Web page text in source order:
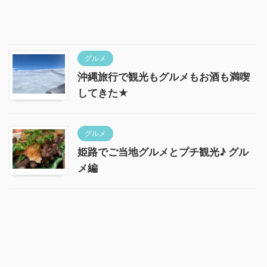
グルメ
沖縄旅行で観光もグルメもお酒も満喫
してきた★
グルメ
姫路でご当地グルメとプチ観光♪ グル
メ編